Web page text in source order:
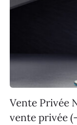
Vente Privée
vente privée